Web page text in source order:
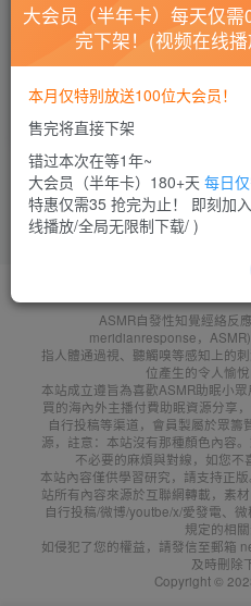
asmr斗鱼请叫我苏苏啊 白丝
袜制服舔耳 定制
会员专属 国内ASMR
菜需捆
ASMR自發性知覺經絡反
meridianresponse，
指人體通過視、聽觸嗅等感知上的
位產生的令人愉悅
本站成立遵旨為喜歡ASMR助眠小
買的海內外主播付費助眠資源分享
自行投稿等渠道，會員製屬於眾
源，註意：本站沒有那種顏色內容
不必要的麻煩與對線，如您不
本站內容僅供學習研究，請支持正
站所有內容來源於互聯網轉載，素
自行投稿/微博/youtbe/x/愛發電、
規定的相
如侵犯了您的權益，請發信至郵箱
及時刪除
Copyright ©
大会员（半年卡）每天仅
完下架！(视频在线
本月仅特别放送100位大会员！
售完将直接下架
错过本次在等1年~
大会员（半年卡）180+天 每日
特惠仅需35 抢完为止！ 即刻加
线播放/全局无限制下载/ )